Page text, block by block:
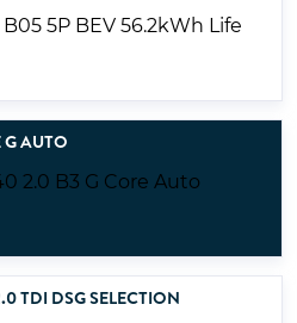
AUTO
TDI DSG SELECTION